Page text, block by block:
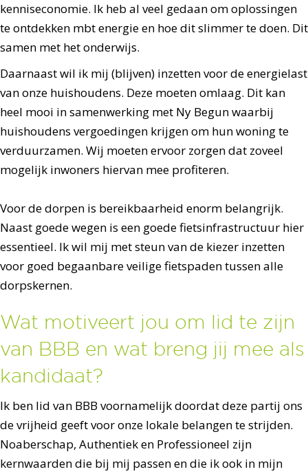
kenniseconomie. Ik heb al veel gedaan om oplossingen
te ontdekken mbt energie en hoe dit slimmer te doen. Dit
samen met het onderwijs.
Daarnaast wil ik mij (blijven) inzetten voor de energielast
van onze huishoudens. Deze moeten omlaag. Dit kan
heel mooi in samenwerking met Ny Begun waarbij
huishoudens vergoedingen krijgen om hun woning te
verduurzamen. Wij moeten ervoor zorgen dat zoveel
mogelijk inwoners hiervan mee profiteren.
Voor de dorpen is bereikbaarheid enorm belangrijk.
Naast goede wegen is een goede fietsinfrastructuur hier
essentieel. Ik wil mij met steun van de kiezer inzetten
voor goed begaanbare veilige fietspaden tussen alle
dorpskernen.
Wat motiveert jou om lid te zijn
van BBB en wat breng jij mee als
kandidaat?
Ik ben lid van BBB voornamelijk doordat deze partij ons
de vrijheid geeft voor onze lokale belangen te strijden.
Noaberschap, Authentiek en Professioneel zijn
kernwaarden die bij mij passen en die ik ook in mijn